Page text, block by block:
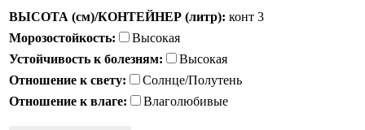
ВЫСОТА (см)/КОНТЕЙНЕР (литр): конт 3
Морозостойкость:
Высокая
Устойчивость к болезням:
Высокая
Отношение к свету:
Солнце/Полутень
Отношение к влаге:
Влаголюбивые